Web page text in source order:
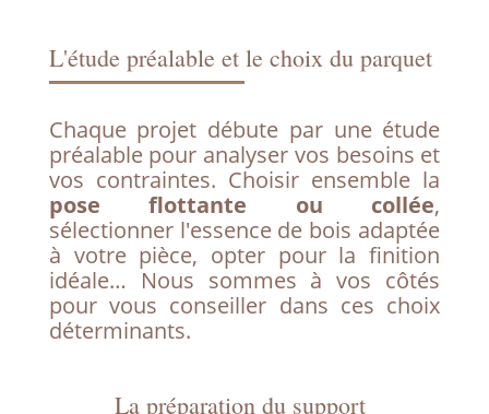
L'étude préalable et le choix du parquet
Chaque projet débute par une étude
préalable pour analyser vos besoins et
vos contraintes. Choisir ensemble la
pose flottante ou collée,
sélectionner l'essence de bois adaptée
à votre pièce, opter pour la finition
idéale… Nous sommes à vos côtés
pour vous conseiller dans ces choix
déterminants.
La préparation du support